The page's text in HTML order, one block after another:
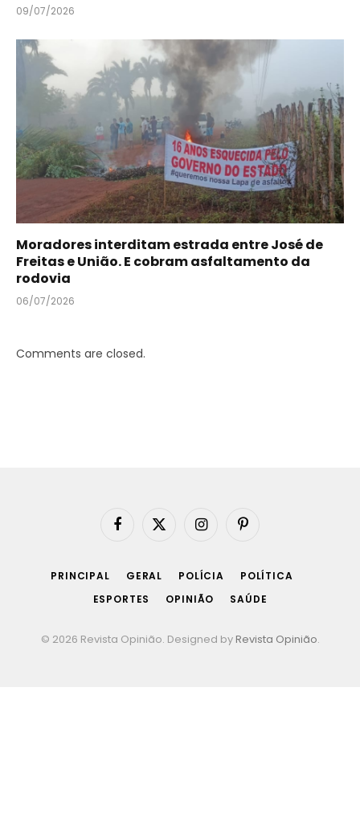
09/07/2026
Moradores interditam estrada entre José de
Freitas e União. E cobram asfaltamento da
rodovia
06/07/2026
Comments are closed.
Facebook
X
InstagramPinterest
PRINCIPAL GERAL POLÍCIA
POLÍTICA
ESPORTES
OPINIÃO SAÚDE
© 2026 Revista Opinião. Designed by Revista Opinião.